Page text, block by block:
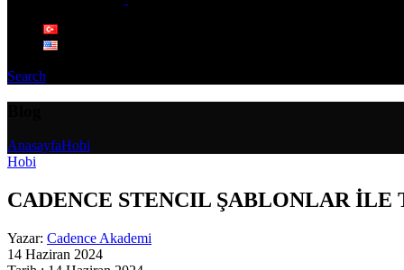
Search
AnasayfaHobi
Hobi
CADENCE STENCIL ŞABLONLAR İLE
Yazar: Cadence Akademi
14 Haziran 2024